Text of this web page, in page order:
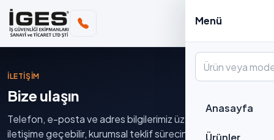
Menü
Anasayfa
Ürünler
İLETIŞIM
Bize ulaşın
Telefon, e-posta ve adres bilgilerimiz üzerinden bizimle
iletişime geçebilir, kurumsal teklif sürecinizi